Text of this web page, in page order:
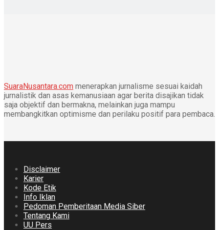
SuaraNusantara.com menerapkan jurnalisme sesuai kaidah
jurnalistik dan asas kemanusiaan agar berita disajikan tidak
saja objektif dan bermakna, melainkan juga mampu
membangkitkan optimisme dan perilaku positif para pembaca.
Disclaimer
Karier
Kode Etik
Info Iklan
Pedoman Pemberitaan Media Siber
Tentang Kami
UU Pers